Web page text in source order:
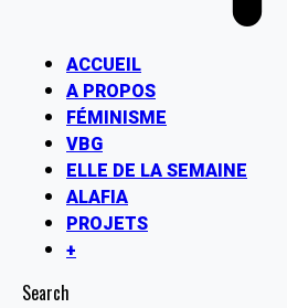
ACCUEIL
A PROPOS
FÉMINISME
VBG
ELLE DE LA SEMAINE
ALAFIA
PROJETS
+
Search